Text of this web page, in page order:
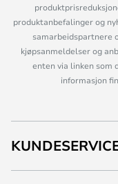
produktanbefalinger og
samarbeidspartnere
kjøpsanmeldelser og
enten via linken som
informasjon